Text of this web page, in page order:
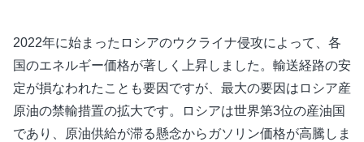
2022年に始まったロシアのウクライナ侵攻によって、各
国のエネルギー価格が著しく上昇しました。輸送経路の安
定が損なわれたことも要因ですが、最大の要因はロシア産
原油の禁輸措置の拡大です。ロシアは世界第3位の産油国
であり、原油供給が滞る懸念からガソリン価格が高騰しま